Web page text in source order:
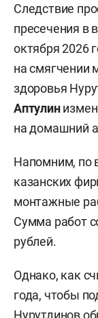
Следствие
пресечения в
октября 2026
на смягчении
здоровья
Аптулин
на домашний
Напомним, по
казанских
монтажные
Сумма работ
рублей.
Однако, как
года, чтобы
Нурутдинов